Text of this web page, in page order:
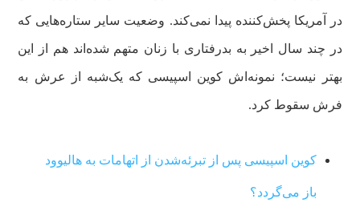
در آمریکا پخش‌کننده پیدا نمی‌کند. وضعیت سایر ستاره‌هایی که
در چند سال اخیر به بدرفتاری با زنان متهم شده‌اند هم از این
بهتر نیست؛ نمونه‌اش کوین اسپیسی که یک‌شبه از عرش به
فرش سقوط کرد.
کوین اسپیسی پس از تبرئه‌شدن از اتهامات به هالیوود
باز می‌گردد؟